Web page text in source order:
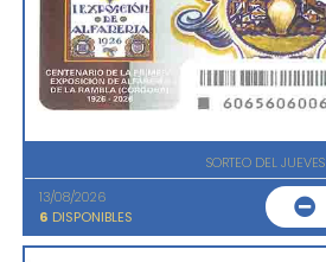
SORTEO DEL JUEVES
13/08/2026
6 DISPONIBLES